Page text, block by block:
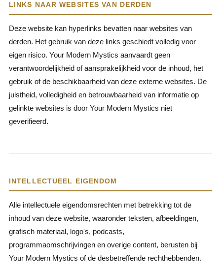
LINKS NAAR WEBSITES VAN DERDEN
Deze website kan hyperlinks bevatten naar websites van
derden. Het gebruik van deze links geschiedt volledig voor
eigen risico. Your Modern Mystics aanvaardt geen
verantwoordelijkheid of aansprakelijkheid voor de inhoud, het
gebruik of de beschikbaarheid van deze externe websites. De
juistheid, volledigheid en betrouwbaarheid van informatie op
gelinkte websites is door Your Modern Mystics niet
geverifieerd.
INTELLECTUEEL EIGENDOM
Alle intellectuele eigendomsrechten met betrekking tot de
inhoud van deze website, waaronder teksten, afbeeldingen,
grafisch materiaal, logo's, podcasts,
programmaomschrijvingen en overige content, berusten bij
Your Modern Mystics of de desbetreffende rechthebbenden.